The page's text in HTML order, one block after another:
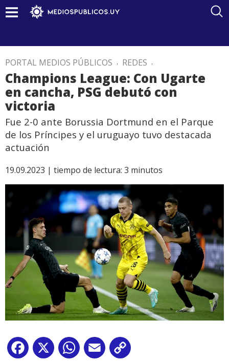
PORTAL MEDIOS PÚBLICOS . REDES .
Champions League: Con Ugarte
en cancha, PSG debutó con
victoria
Fue 2-0 ante Borussia Dortmund en el Parque
de los Príncipes y el uruguayo tuvo destacada
actuación
19.09.2023 | tiempo de lectura: 3 minutos
Facebook
X WhatsApp
Email